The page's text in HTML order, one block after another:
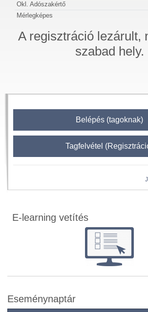
Okl. Adószakértő
Mérlegképes
A regisztráció lezárult,
szabad hely.
Belépés (tagoknak)
Tagfelvétel
E-learning vetítés
Eseménynaptár